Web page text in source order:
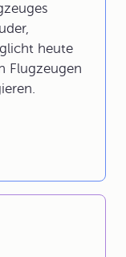
heute
Flugzeugen